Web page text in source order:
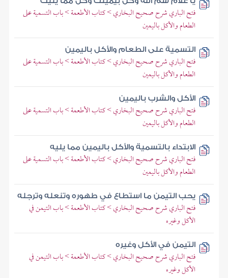
فتح الباري شرح صحيح البخاري > كتاب الأطعمة > باب التسمية على
الطعام والأكل باليمين
التسمية على الطعام والأكل باليمين
فتح الباري شرح صحيح البخاري > كتاب الأطعمة > باب التسمية على
الطعام والأكل باليمين
الأكل والشرب باليمين
فتح الباري شرح صحيح البخاري > كتاب الأطعمة > باب التسمية على
الطعام والأكل باليمين
الابتداء بالتسمية والأكل باليمين مما يليه
فتح الباري شرح صحيح البخاري > كتاب الأطعمة > باب التسمية على
الطعام والأكل باليمين
يحب التيمن ما استطاع في طهوره وتنعله وترجله
فتح الباري شرح صحيح البخاري > كتاب الأطعمة > باب التيمن في
الأكل وغيره
التيمن في الأكل وغيره
فتح الباري شرح صحيح البخاري > كتاب الأطعمة > باب التيمن في
الأكل وغيره